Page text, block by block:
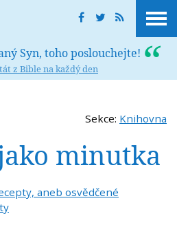
Syn, toho poslouchejte!
z Bible na každý den
Sekce: Knihovna
minutka
aneb osvědčené